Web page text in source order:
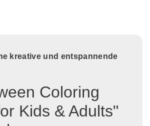
kreative und entspannende
Coloring
Kids & Adults"